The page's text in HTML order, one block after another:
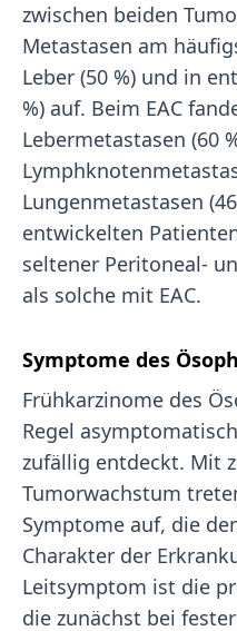
zwischen beiden
Metastasen am
Leber (50 %) und in
%) auf. Beim EAC
Lebermetastasen (60
Lungenmetastasen
entwickelten
seltener Peritoneal-
als solche mit EAC.
Symptome des
Frühkarzinome des
Regel
zufällig entdeckt. Mit
Tumorwachstum
Symptome auf, die
Charakter der
Leitsymptom ist die
die zunächst bei